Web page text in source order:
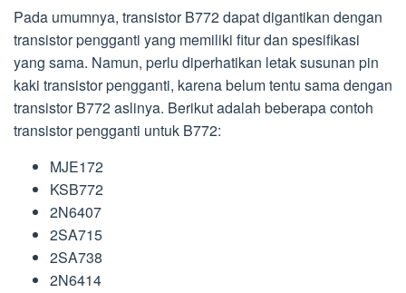
Pada umumnya, transistor B772 dapat digantikan dengan
transistor pengganti yang memiliki fitur dan spesifikasi
yang sama. Namun, perlu diperhatikan letak susunan pin
kaki transistor pengganti, karena belum tentu sama dengan
transistor B772 aslinya. Berikut adalah beberapa contoh
transistor pengganti untuk B772:
MJE172
KSB772
2N6407
2SA715
2SA738
2N6414